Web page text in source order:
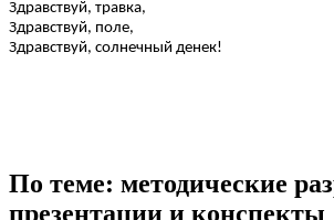
Здравствуй, травка,
Здравствуй, поле,
Здравствуй, солнечный денек!
По теме: методические
презентации и конспекты